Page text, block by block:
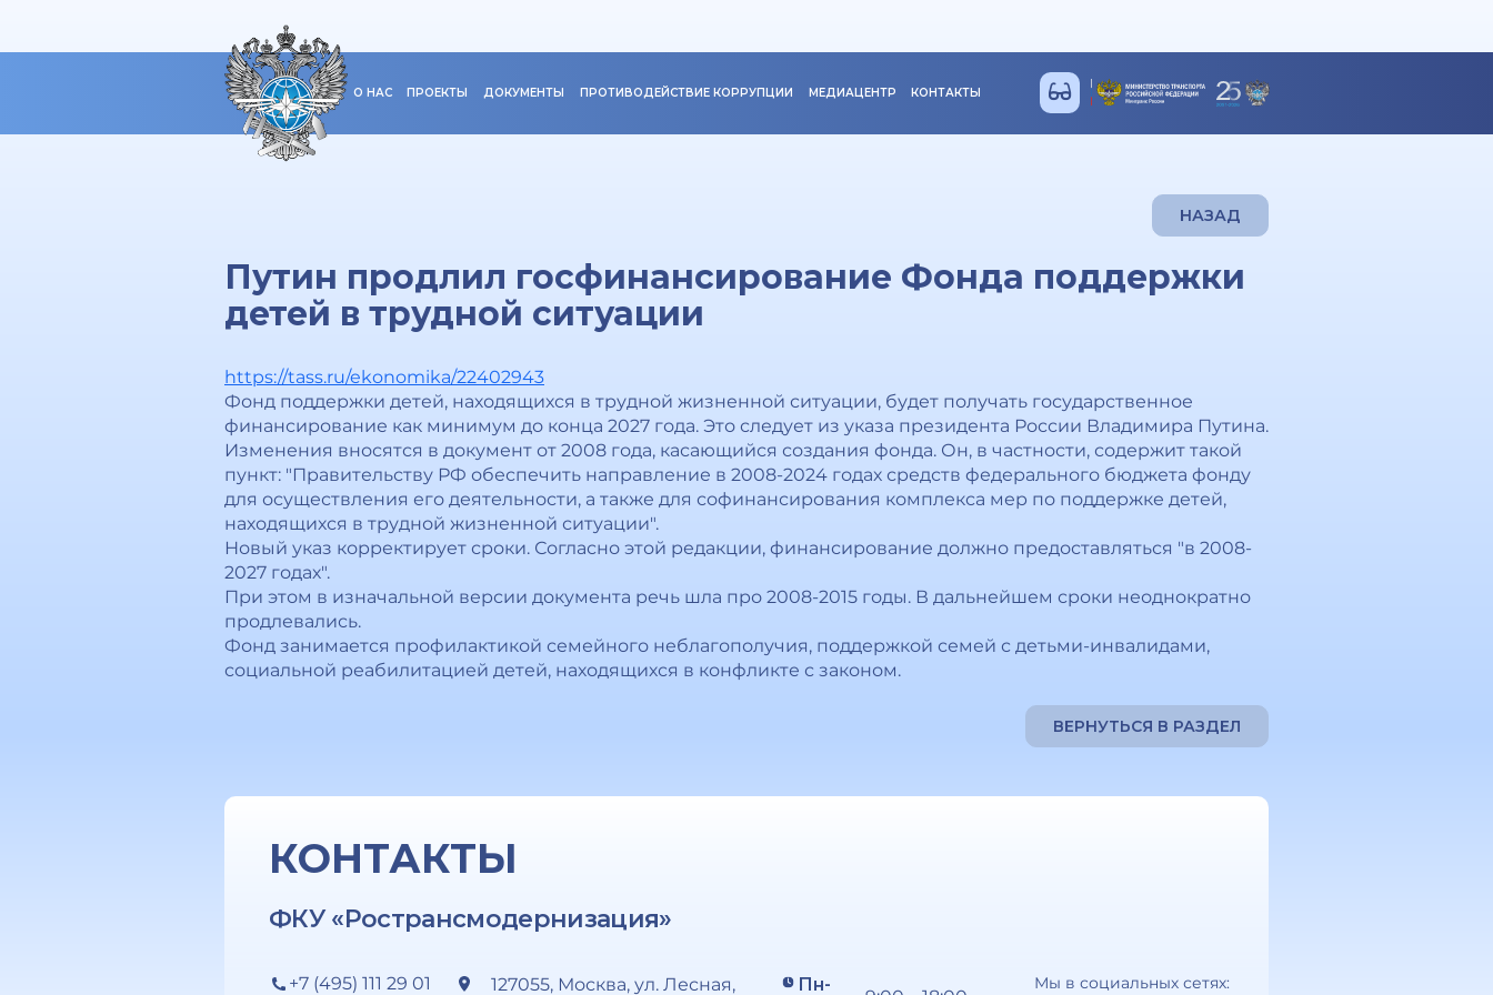
О НАС ПРОЕКТЫ ДОКУМЕНТЫ ПРОТИВОДЕЙСТВИЕ КОРРУПЦИИ МЕДИАЦЕНТР КОНТАКТЫ
НАЗАД
Путин продлил госфинансирование Фонда поддержки
детей в трудной ситуации
https://tass.ru/ekonomika/22402943
Фонд поддержки детей, находящихся в трудной жизненной ситуации, будет получать государственное
финансирование как минимум до конца 2027 года. Это следует из указа президента России Владимира Путина.
Изменения вносятся в документ от 2008 года, касающийся создания фонда. Он, в частности, содержит такой
пункт: "Правительству РФ обеспечить направление в 2008-2024 годах средств федерального бюджета фонду
для осуществления его деятельности, а также для софинансирования комплекса мер по поддержке детей,
находящихся в трудной жизненной ситуации".
Новый указ корректирует сроки. Согласно этой редакции, финансирование должно предоставляться "в 2008-
2027 годах".
При этом в изначальной версии документа речь шла про 2008-2015 годы. В дальнейшем сроки неоднократно
продлевались.
Фонд занимается профилактикой семейного неблагополучия, поддержкой семей с детьми-инвалидами,
социальной реабилитацией детей, находящихся в конфликте с законом.
ВЕРНУТЬСЯ В РАЗДЕЛ
КОНТАКТЫ
ФКУ «Ространсмодернизация»
+7 (495) 111 29 01 127055, Москва, ул. Лесная, Пн- Мы в социальных сетях: